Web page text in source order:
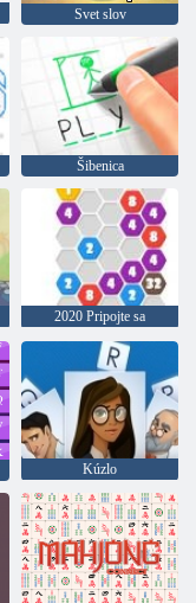
Svet slov
Šibenica
2020 Pripojte sa
Kúzlo